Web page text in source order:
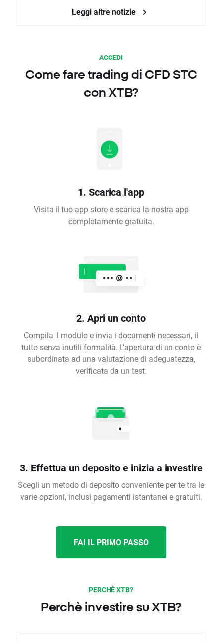
Leggi altre notizie
ACCEDI
Come fare trading di CFD STC
con XTB?
1. Scarica l'app
Visita il tuo app store e scarica la nostra app
completamente gratuita.
2. Apri un conto
Compila il modulo e invia i documenti necessari, il
tutto senza inutili formalità. L'apertura di un conto è
subordinata ad una valutazione di adeguatezza,
verificata da un test.
3. Effettua un deposito e inizia a investire
Scegli un metodo di deposito conveniente per te tra le
varie opzioni, inclusi pagamenti istantanei e gratuiti.
FAI IL PRIMO PASSO
PERCHÈ XTB?
Perchè investire su XTB?